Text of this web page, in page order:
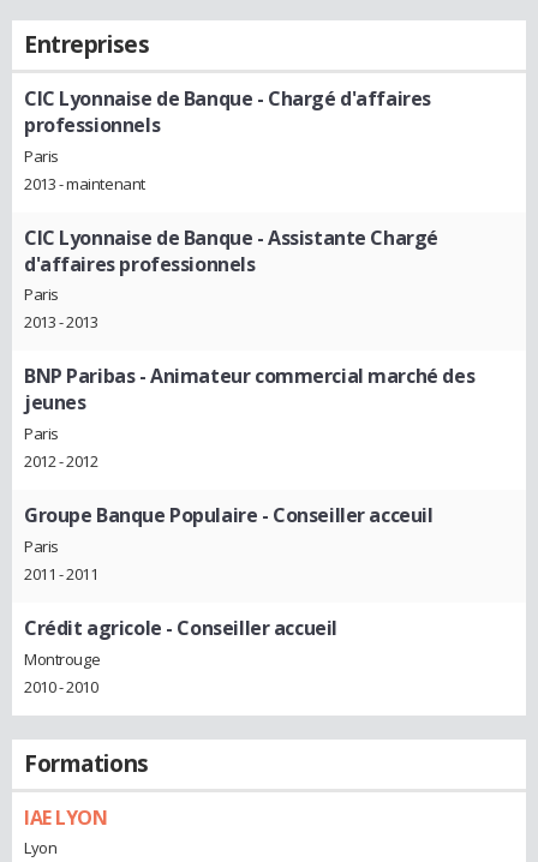
Entreprises
CIC Lyonnaise de Banque - Chargé d'affaires
professionnels
Paris
2013 - maintenant
CIC Lyonnaise de Banque - Assistante Chargé
d'affaires professionnels
Paris
2013 - 2013
BNP Paribas- Animateur commercial marché des
jeunes
Paris
2012 - 2012
Groupe Banque Populaire - Conseiller acceuil
Paris
2011 - 2011
Crédit agricole - Conseiller accueil
Montrouge
2010 - 2010
Formations
IAE LYON
Lyon